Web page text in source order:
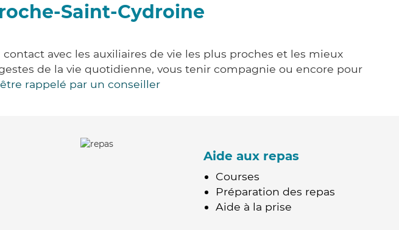
Saint-Cydroine
avec les auxiliaires de vie les plus proches et les mieux
de la vie quotidienne, vous tenir compagnie ou encore pour
être rappelé par un conseiller
Aide aux repas
Courses
Préparation des repas
Aide à la prise